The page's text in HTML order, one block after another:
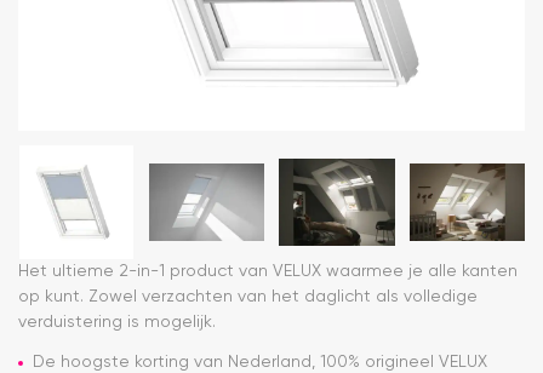
Het ultieme 2-in-1 product van VELUX waarmee je alle kanten
op kunt. Zowel verzachten van het daglicht als volledige
verduistering is mogelijk.
De hoogste korting van Nederland, 100% origineel VELUX